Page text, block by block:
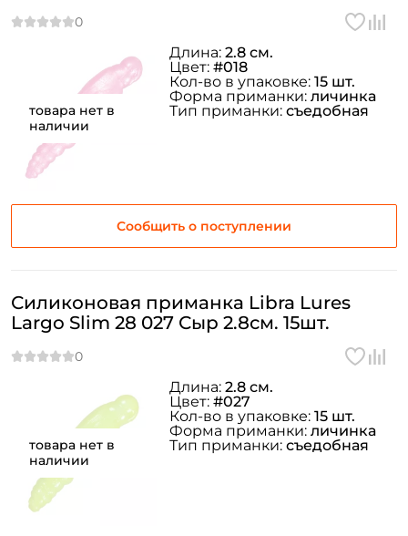
товара нет в
наличии
Сообщить о поступлении
Длина: 2.8 см.
Цвет: #018
Кол-во в упаковке: 15 шт.
Форма приманки: личинка
Тип приманки: съедобная
товара нет в
наличии
Силиконовая приманка Libra Lures
Largo Slim 28 027 Сыр 2.8см. 15шт.
Длина: 2.8 см.
Цвет: #027
Кол-во в упаковке: 15 шт.
Форма приманки: личинка
Тип приманки: съедобная